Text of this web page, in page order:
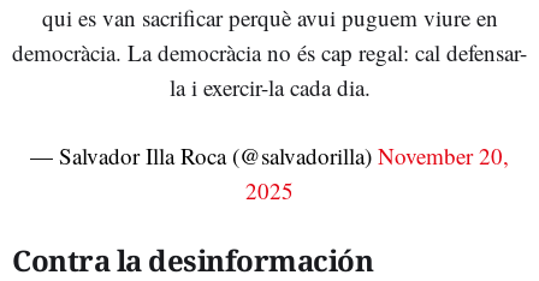
qui es van sacrificar perquè avui puguem viure en
democràcia. La democràcia no és cap regal: cal defensar-
la i exercir-la cada dia.
— Salvador Illa Roca (@salvadorilla) November 20,
2025
Contra la desinformación